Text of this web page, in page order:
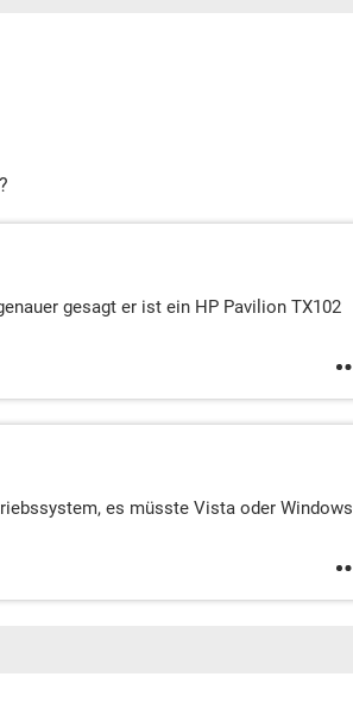
gesagt er ist ein HP Pavilion TX102
es müsste Vista oder Windows